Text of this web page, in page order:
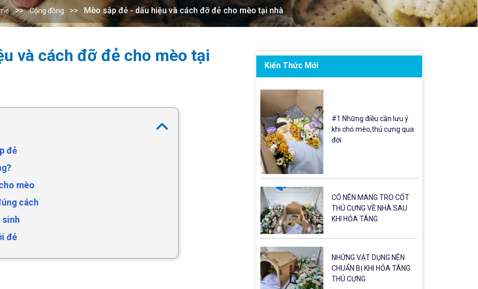
Cộng đồng Mèo sắp đẻ - dấu hiệu và cách đỡ đẻ cho mèo tại nhà
và cách đỡ đẻ cho mèo tại
đẻ
mèo
cách
sinh
đẻ
Kiến Thức Mới
#1 Những điều cần lưu ý
khi chó mèo,thú cưng qua
đời.
CÓ NÊN MANG TRO CỐT
THÚ CƯNG VỀ NHÀ SAU
KHI HỎA TÁNG
NHỮNG VẬT DỤNG NÊN
CHUẨN BỊ KHI HỎA TÁNG
THÚ CƯNG